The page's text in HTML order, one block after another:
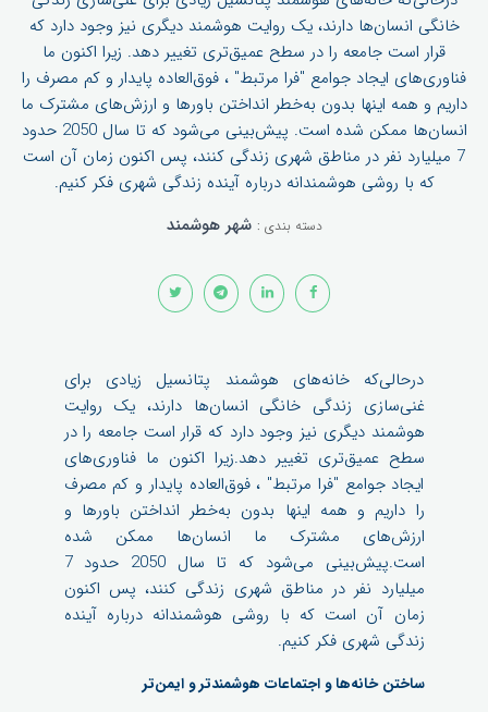
خانگی انسان‌ها دارند، یک روایت هوشمند دیگری نیز وجود دارد که
قرار است جامعه را در سطح عمیق‌تری تغییر دهد. زیرا اکنون ما
فناوری‌های ایجاد جوامع "فرا مرتبط" ، فوق‌العاده پایدار و کم مصرف را
داریم و همه اینها بدون به‌خطر انداختن باورها و ارزش‌های مشترک ما
انسان‌ها ممکن شده است. پیش‌بینی می‌شود که تا سال 2050 حدود
7 میلیارد نفر در مناطق شهری زندگی کنند، پس اکنون زمان آن است
که با روشی هوشمندانه درباره آینده زندگی شهری فکر کنیم.
دسته بندی : شهر هوشمند
درحالی‌که خانه‌های هوشمند پتانسیل زیادی برای
غنی‌سازی زندگی خانگی انسان‌ها دارند، یک روایت
هوشمند دیگری نیز وجود دارد که قرار است جامعه را در
سطح عمیق‌تری تغییر دهد.زیرا اکنون ما فناوری‌های
ایجاد جوامع "فرا مرتبط" ، فوق‌العاده پایدار و کم مصرف
را داریم و همه اینها بدون به‌خطر انداختن باورها و
ارزش‌های مشترک ما انسان‌ها ممکن شده
است.پیش‌بینی می‌شود که تا سال 2050 حدود 7
میلیارد نفر در مناطق شهری زندگی کنند، پس اکنون
زمان آن است که با روشی هوشمندانه درباره آینده
زندگی شهری فکر کنیم.
ساختن خانهها و اجتماعات هوشمندتر و ایمنتر